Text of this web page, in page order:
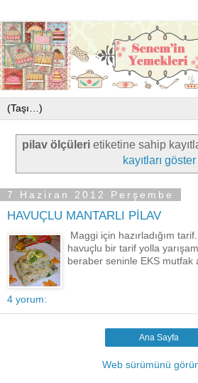
pilav ölçüleri etiketine sahip
kayıtları göster
7 Haziran 2012 Perşembe
HAVUÇLU MANTARLI PİLAV
Maggi için hazırladığım
havuçlu bir tarif yolla
beraber seninle EKS mutfak
4 yorum:
Ana Sayfa
Web sürümünü